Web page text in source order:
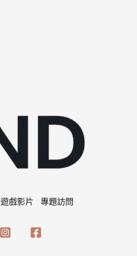
遊戲影片 專題訪問